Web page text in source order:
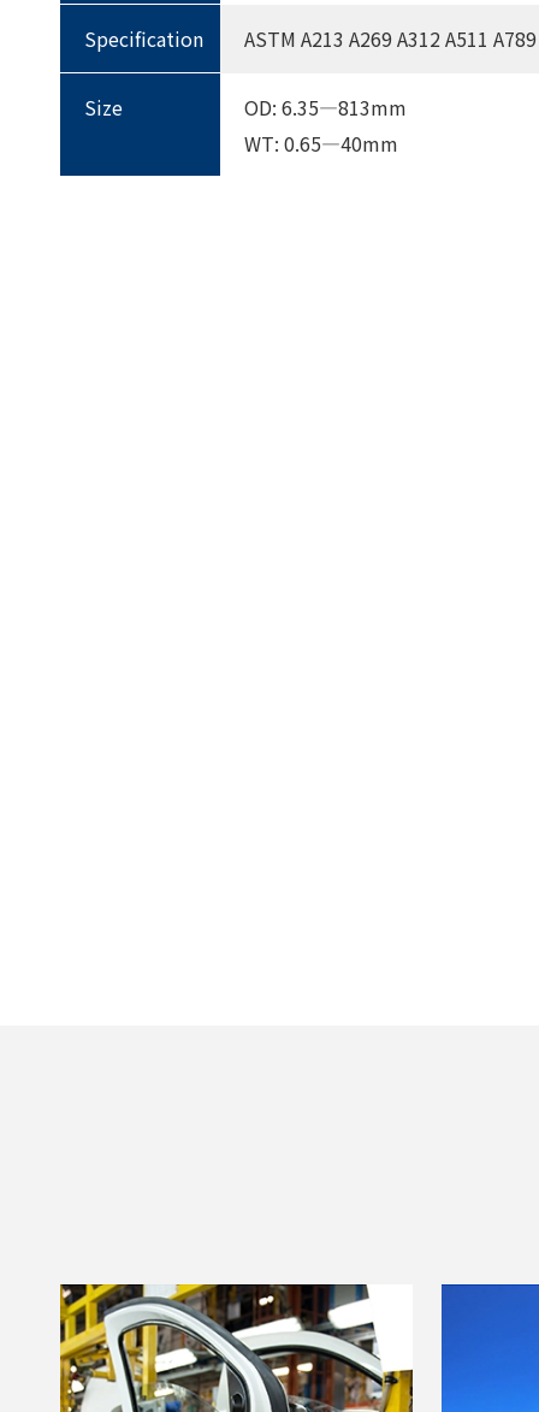
Specification ASTM A213 A269 A312 A511
Size
OD: 6.35—813mm
WT: 0.65—40mm